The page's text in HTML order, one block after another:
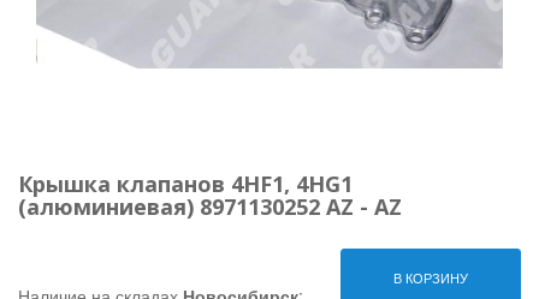
Крышка клапанов 4HF1, 4HG1
(алюминиевая) 8971130252 AZ - AZ
В КОРЗИНУ